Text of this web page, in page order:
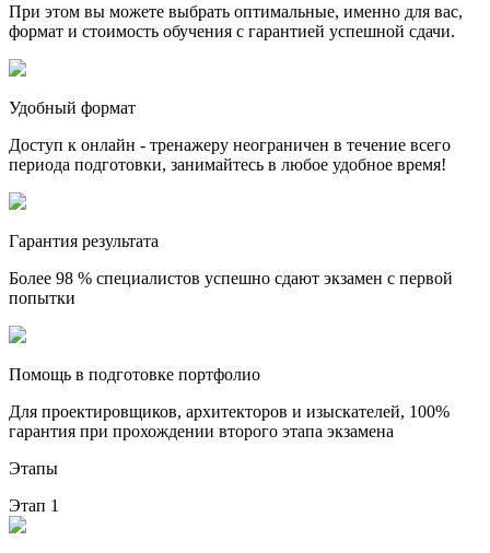
При этом вы можете выбрать оптимальные, именно для вас,
формат и стоимость обучения с гарантией успешной сдачи.
Удобный формат
Доступ к онлайн - тренажеру неограничен в течение всего
периода подготовки, занимайтесь в любое удобное время!
Гарантия результата
Более 98 % специалистов успешно сдают экзамен с первой
попытки
Помощь в подготовке портфолио
Для проектировщиков, архитекторов и изыскателей, 100%
гарантия при прохождении второго этапа экзамена
Этапы
Этап 1